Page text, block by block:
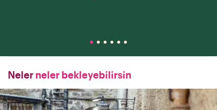
Neler neler bekleyebilirsin